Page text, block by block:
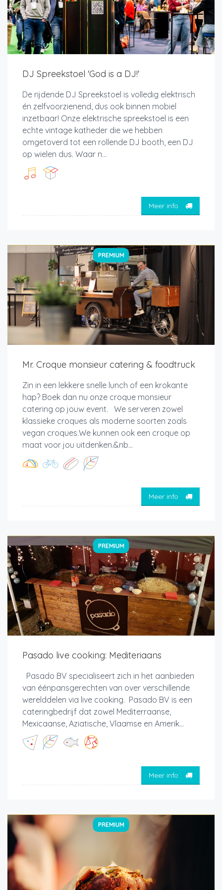
DJ Spreekstoel 'God is a DJ!'
De rijdende DJ Spreekstoel is volledig elektrisch
én zelfvoorzienend, dus ook binnen mobiel
inzetbaar! Onze elektrische spreekstoel is een
echte vintage katheder die we hebben
omgetoverd tot een rollende DJ booth, een DJ
op wielen dus. Waar n...
Meer info
PREMIUM
Mr. Croque monsieur catering & foodtruck
Zin in een lekkere snelle lunch of een krokante
hap? Boek dan nu onze croque monsieur
catering op jouw event. We serveren zowel
klassieke croques als moderne soorten zoals
vegan croques.We kunnen ook een croque op
maat voor jou uitdenken.&nb...
Meer info
PREMIUM
Pasado live cooking: Mediteriaans
Pasado BV specialiseert zich in het aanbieden
van éénpansgerechten van over verschillende
werelddelen via live cooking. Pasado BV is een
cateringbedrijf dat zowel Mediterraanse,
Mexicaanse, Aziatische, Vlaamse en Amerik...
Meer info
PREMIUM